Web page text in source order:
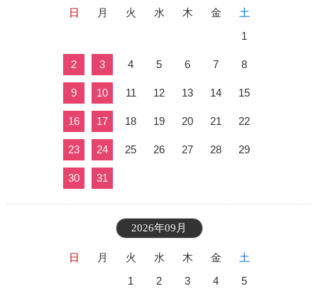
日 月 火 水 木 金
土
1
2 3 4 5 6 7 8
9 10 11 12 13 14 15
16 17 18 19 20 21 22
23 24 25 26 27 28 29
30 31
2026年09月
日 月 火 水 木 金
土
1
2 3 4 5